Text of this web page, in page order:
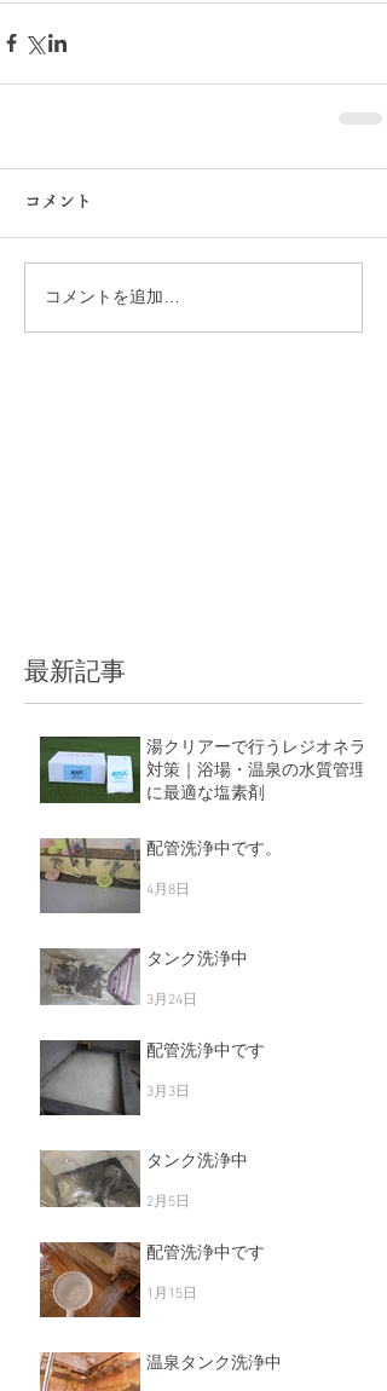
コメント
コメントを追加…
最新記事
湯クリアーで行うレジオネラ
対策｜浴場・温泉の水質管理
に最適な塩素剤
配管洗浄中です。
4月8日
タンク洗浄中
3月24日
配管洗浄中です
3月3日
タンク洗浄中
2月5日
配管洗浄中です
1月15日
温泉タンク洗浄中